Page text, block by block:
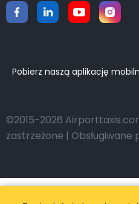
Pobierz naszą aplikację
©2015-2026
zastrzeżone | Obsługiwane